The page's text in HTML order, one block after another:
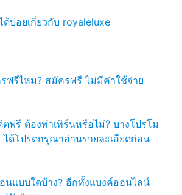
บ่อยเกี่ยวกับ royaleluxe
ฟรีไหม? สมัครฟรี ไม่มีค่าใช้จ่าย
ตฟรี ต้องทำเทิร์นหรือไม่? บางโปรโม
ได้โปรดกรุณาอ่านรายละเอียดก่อน
นแบบใดบ้าง? อีกทั้งแบงค์ออนไลน์